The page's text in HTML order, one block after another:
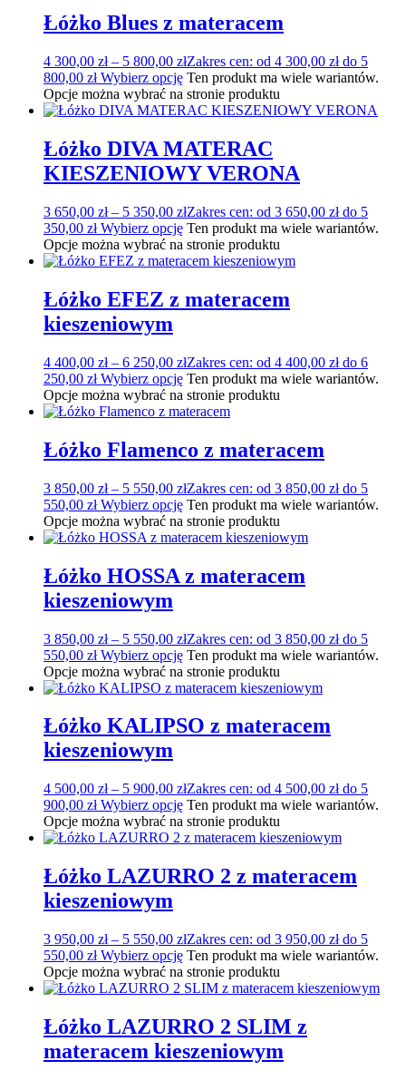
Łóżko Blues z materacem
4 300,00 zł – 5 800,00 złZakres cen: od 4 300,00 zł do 5
800,00 zł Wybierz opcję Ten produkt ma wiele wariantów.
Opcje można wybrać na stronie produktu
Łóżko DIVA MATERAC
KIESZENIOWY VERONA
3 650,00 zł – 5 350,00 złZakres cen: od 3 650,00 zł do 5
350,00 zł Wybierz opcję Ten produkt ma wiele wariantów.
Opcje można wybrać na stronie produktu
Łóżko EFEZ z materacem
kieszeniowym
4 400,00 zł – 6 250,00 złZakres cen: od 4 400,00 zł do 6
250,00 zł Wybierz opcję Ten produkt ma wiele wariantów.
Opcje można wybrać na stronie produktu
Łóżko Flamenco z materacem
3 850,00 zł – 5 550,00 złZakres cen: od 3 850,00 zł do 5
550,00 zł Wybierz opcję Ten produkt ma wiele wariantów.
Opcje można wybrać na stronie produktu
Łóżko HOSSA z materacem
kieszeniowym
3 850,00 zł – 5 550,00 złZakres cen: od 3 850,00 zł do 5
550,00 zł Wybierz opcję Ten produkt ma wiele wariantów.
Opcje można wybrać na stronie produktu
Łóżko KALIPSO z materacem
kieszeniowym
4 500,00 zł – 5 900,00 złZakres cen: od 4 500,00 zł do 5
900,00 zł Wybierz opcję Ten produkt ma wiele wariantów.
Opcje można wybrać na stronie produktu
Łóżko LAZURRO 2 z materacem
kieszeniowym
3 950,00 zł – 5 550,00 złZakres cen: od 3 950,00 zł do 5
550,00 zł Wybierz opcję Ten produkt ma wiele wariantów.
Opcje można wybrać na stronie produktu
Łóżko LAZURRO 2 SLIM z
materacem kieszeniowym